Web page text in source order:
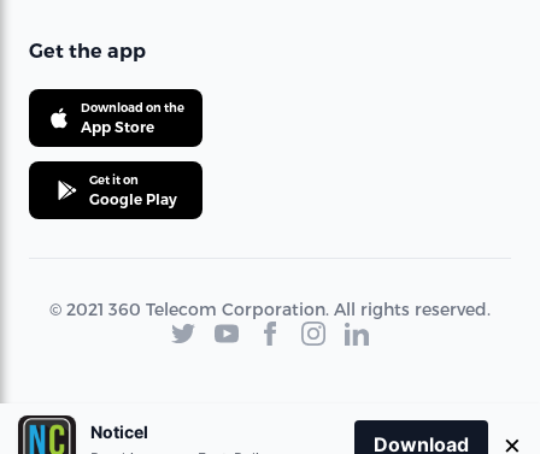
Get the app
Download on the
App Store
Get it on
Google Play
© 2021 360 Telecom Corporation. All rights reserved.
Noticel
Download ×